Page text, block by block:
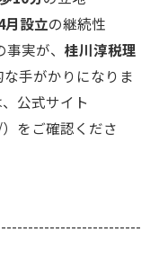
月設立の継続性
実が、 桂川淳税理
手がかりになりま
公式サイト
をご確認くださ